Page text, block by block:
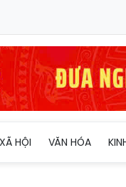
XÃ HỘI VĂN HÓA